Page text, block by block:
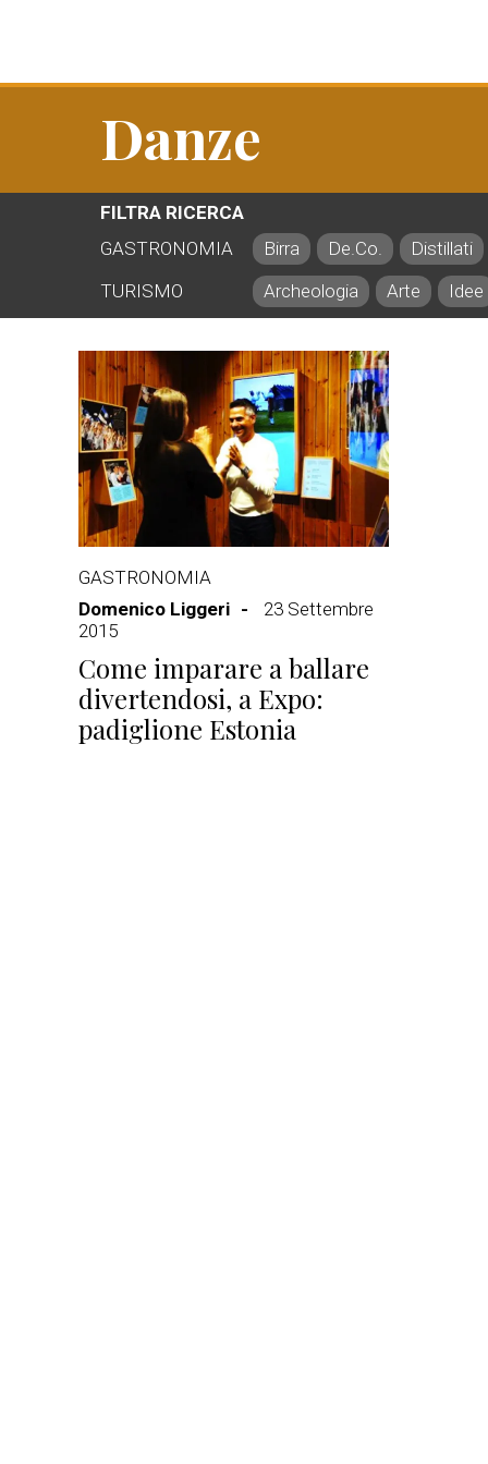
Danze
FILTRA RICERCA
GASTRONOMIA
Birra De.Co.
Distillati
TURISMO
Archeologia Arte Idee
GASTRONOMIA
Domenico Liggeri
23 Settembre
2015
Come imparare a ballare
divertendosi, a Expo:
padiglione Estonia